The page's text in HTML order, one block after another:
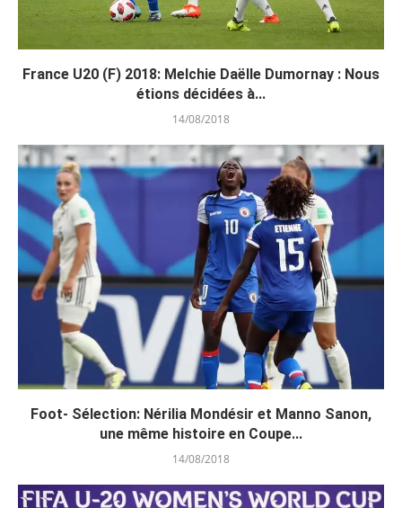
France U20 (F) 2018: Melchie Daëlle Dumornay : Nous
étions décidées à...
14/08/2018
Foot- Sélection: Nérilia Mondésir et Manno Sanon,
une même histoire en Coupe...
14/08/2018